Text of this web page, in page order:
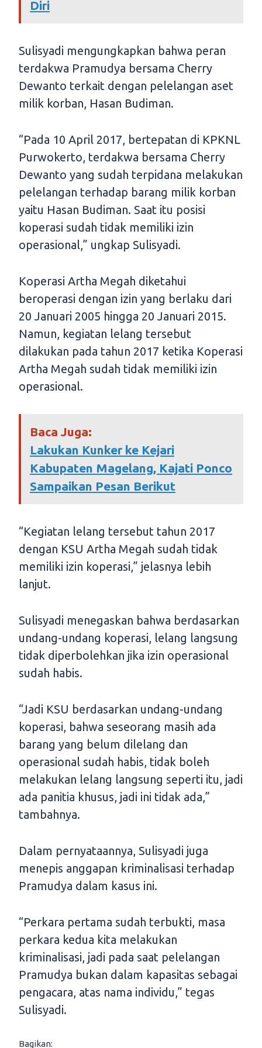
Diri
Sulisyadi mengungkapkan bahwa peran
terdakwa Pramudya bersama Cherry
Dewanto terkait dengan pelelangan aset
milik korban, Hasan Budiman.
“Pada 10 April 2017, bertepatan di KPKNL
Purwokerto, terdakwa bersama Cherry
Dewanto yang sudah terpidana melakukan
pelelangan terhadap barang milik korban
yaitu Hasan Budiman. Saat itu posisi
koperasi sudah tidak memiliki izin
operasional,” ungkap Sulisyadi.
Koperasi Artha Megah diketahui
beroperasi dengan izin yang berlaku dari
20 Januari 2005 hingga 20 Januari 2015.
Namun, kegiatan lelang tersebut
dilakukan pada tahun 2017 ketika Koperasi
Artha Megah sudah tidak memiliki izin
operasional.
Baca Juga:
Lakukan Kunker ke Kejari
Kabupaten Magelang, Kajati Ponco
Sampaikan Pesan Berikut
“Kegiatan lelang tersebut tahun 2017
dengan KSU Artha Megah sudah tidak
memiliki izin koperasi,” jelasnya lebih
lanjut.
Sulisyadi menegaskan bahwa berdasarkan
undang-undang koperasi, lelang langsung
tidak diperbolehkan jika izin operasional
sudah habis.
“Jadi KSU berdasarkan undang-undang
koperasi, bahwa seseorang masih ada
barang yang belum dilelang dan
operasional sudah habis, tidak boleh
melakukan lelang langsung seperti itu, jadi
ada panitia khusus, jadi ini tidak ada,”
tambahnya.
Dalam pernyataannya, Sulisyadi juga
menepis anggapan kriminalisasi terhadap
Pramudya dalam kasus ini.
“Perkara pertama sudah terbukti, masa
perkara kedua kita melakukan
kriminalisasi, jadi pada saat pelelangan
Pramudya bukan dalam kapasitas sebagai
pengacara, atas nama individu,” tegas
Sulisyadi.
Bagikan: